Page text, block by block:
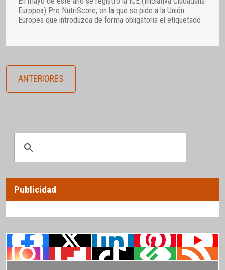
Europea) Pro NutriScore, en la que se pide a la Unión
Europea que introduzca de forma obligatoria el etiquetado
ANTERIORES
Publicidad